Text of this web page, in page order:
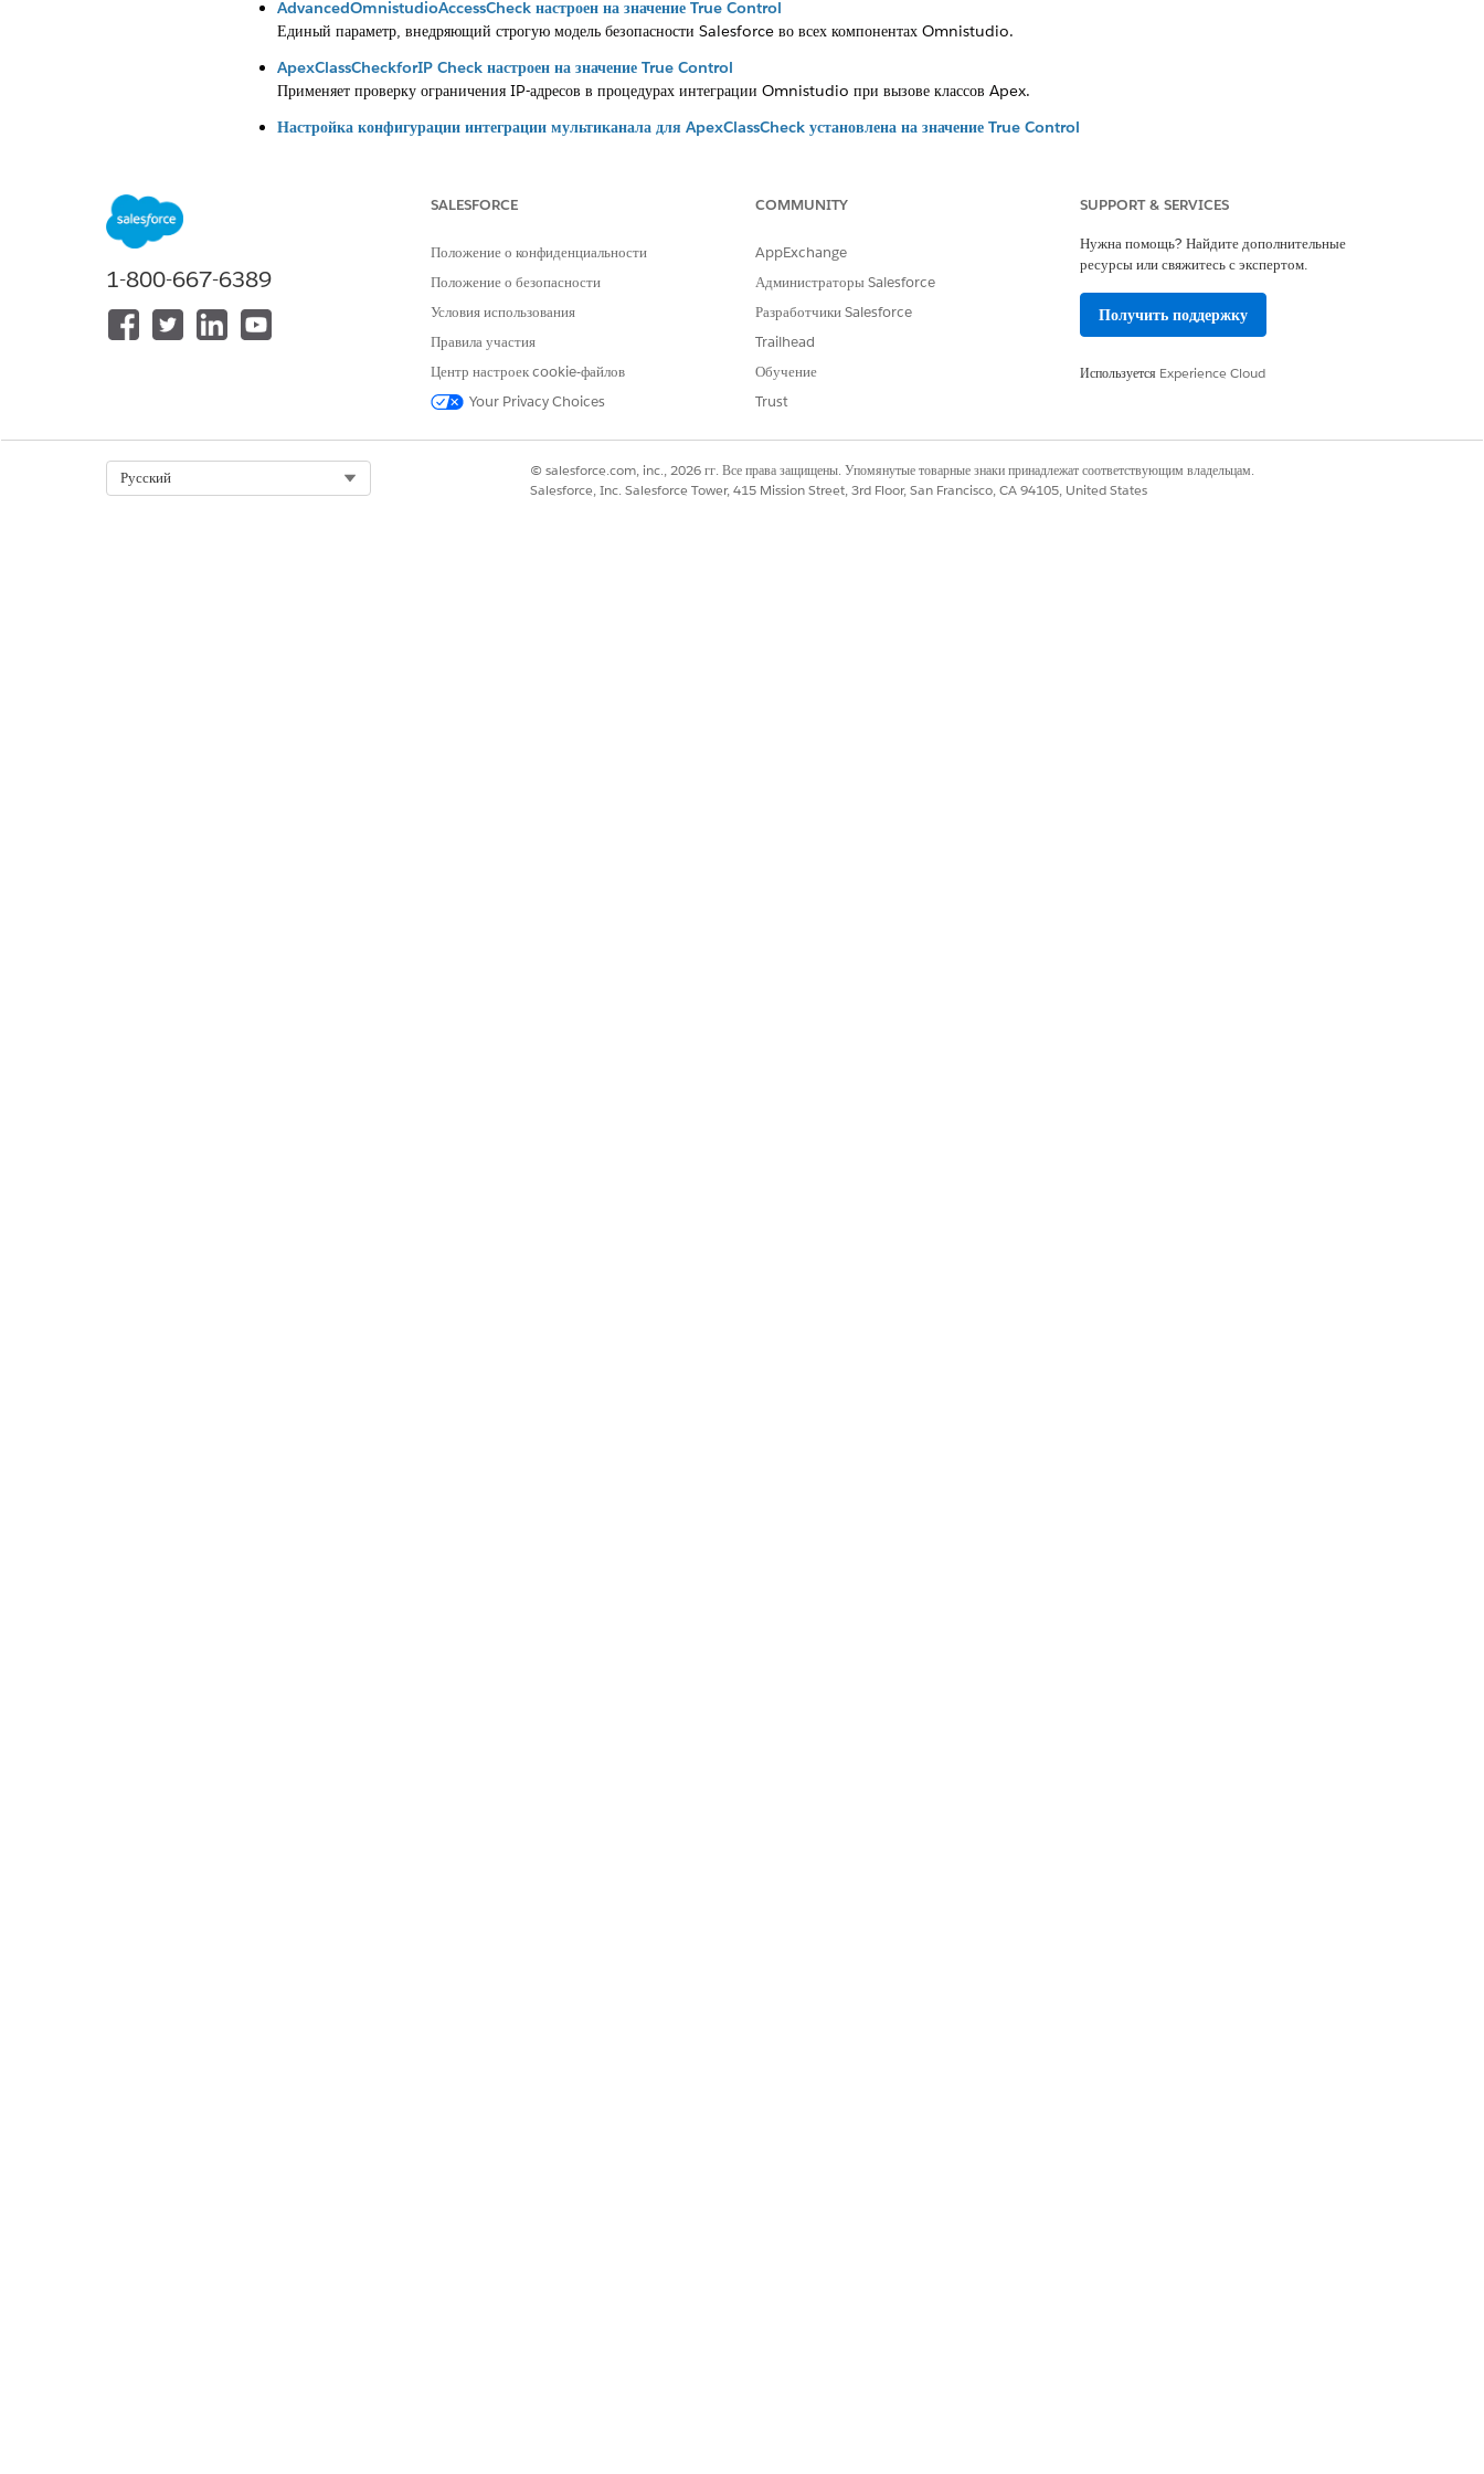
AdvancedOmnistudioAccessCheck настроен на значение True Control
Единый параметр, внедряющий строгую модель безопасности Salesforce во всех компонентах Omnistudio.
ApexClassCheckforIP Check настроен на значение True Control
Применяет проверку ограничения IP-адресов в процедурах интеграции Omnistudio при вызове классов Apex.
Настройка конфигурации интеграции мультиканала для ApexClassCheck установлена на значение True Control
Внедряет строгую проверку безопасности уровня поля маскировки данных (DMFLS) и Shield Platform Encryption в процедурах интеграции
Настройка конфигурации интеграции мультиканала для EnableQueryWithFLS установлена на значение True Control
Применяет проверку безопасности поля (FLS) во время запросов SOQL, выполняемых процедурами интеграции Omnistudio и DataRaptors.
ЭТА СТАТЬЯ РЕШИЛА ВАШУ ПРОБЛЕМУ?
1-800-667-6389
SALESFORCE
Положение о конфиденциальности
Положение о безопасности
Условия использования
Правила участия
Центр настроек cookie-файлов
Your Privacy Choices
COMMUNITY
AppExchange
Администраторы Salesforce
Разработчики Salesforce
Trailhead
Обучение
Trust
SUPPORT & SERVICES
Нужна помощь? Найдите дополнительные
ресурсы или свяжитесь с экспертом.
Получить поддержку
Используется Experience Cloud
Русский
© salesforce.com, inc., 2026 гг. Все права защищены. Упомянутые товарные знаки принадлежат соответствующим владельцам.
Salesforce, Inc. Salesforce Tower, 415 Mission Street, 3rd Floor, San Francisco, CA 94105, United States